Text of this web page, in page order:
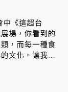
中《這超台
場，你看到的
，而每一種食
文化。讓我們